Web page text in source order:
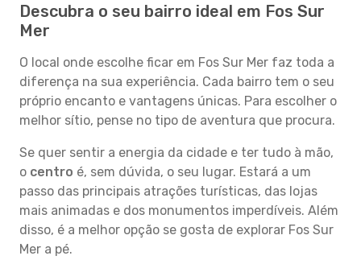
Descubra o seu bairro ideal em Fos Sur
Mer
O local onde escolhe ficar em Fos Sur Mer faz toda a
diferença na sua experiência. Cada bairro tem o seu
próprio encanto e vantagens únicas. Para escolher o
melhor sítio, pense no tipo de aventura que procura.
Se quer sentir a energia da cidade e ter tudo à mão,
o centro é, sem dúvida, o seu lugar. Estará a um
passo das principais atrações turísticas, das lojas
mais animadas e dos monumentos imperdíveis. Além
disso, é a melhor opção se gosta de explorar Fos Sur
Mer a pé.